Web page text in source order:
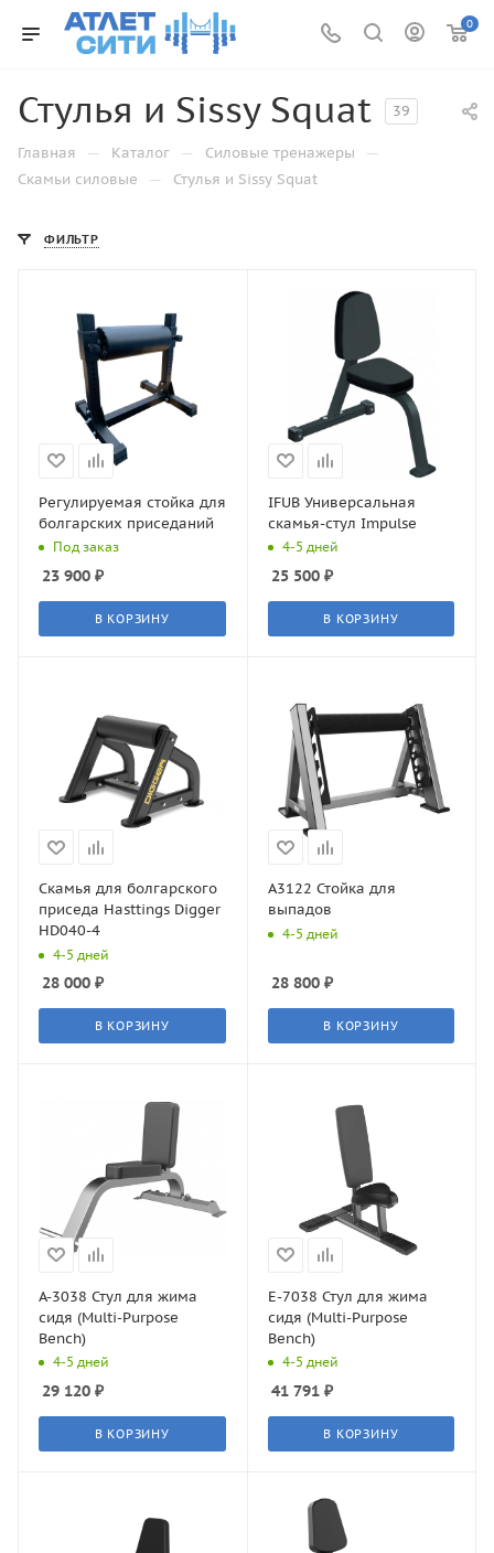
0
Стулья и Sissy Squat 39
Главная — Каталог — Силовые тренажеры —
Скамьи силовые — Стулья и Sissy Squat
ФИЛЬТР
Регулируемая стойка для
болгарских приседаний
Под заказ
23 900 ₽
В КОРЗИНУ
IFUB Универсальная
скамья-стул Impulse
4-5 дней
25 500₽
В КОРЗИНУ
Скамья для болгарского
приседа Hasttings Digger
HD040-4
4-5 дней
28 000 ₽
В КОРЗИНУ
A3122 Стойка для
выпадов
4-5 дней
28 800₽
В КОРЗИНУ
A-3038 Стул для жима
сидя (Multi-Purpose
Bench)
4-5 дней
29 120 ₽
В КОРЗИНУ
E-7038 Стул для жима
сидя (Multi-Purpose
Bench)
4-5 дней
41 791₽
В КОРЗИНУ